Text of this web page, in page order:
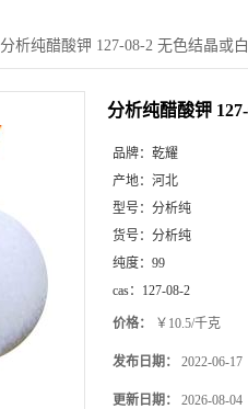
分析纯醋酸钾 127-08-2 无色结晶或
分析纯醋酸钾
品牌： 乾耀
产地： 河北
型号： 分析纯
货号： 分析纯
纯度： 99
cas： 127-08-2
价格： ￥10.5/千克
发布日期： 2022-06-17
更新日期： 2026-08-04